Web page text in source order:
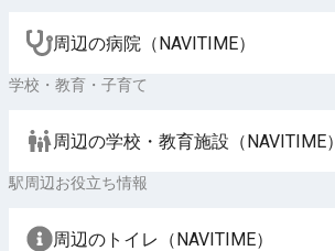
周辺の病院（NAVITIME）
学校・教育・子育て
周辺の学校・教育施設（NAVITIME）
駅周辺お役立ち情報
周辺のトイレ（NAVITIME）